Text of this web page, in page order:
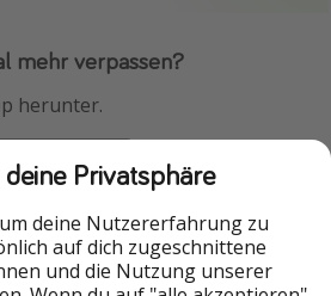
mehr verpassen?
herunter.
der HolidayPirates Group
Privatsphäre
deine Nutzererfahrung zu
auf dich zugeschnittene
und die Nutzung unserer